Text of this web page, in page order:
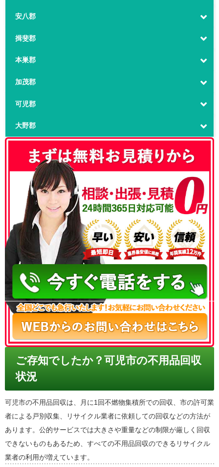
安八郡
揖斐郡
本巣郡
加茂郡
可児郡
大野郡
050-3186-4780
ご存知でしたか？可児市の不用品回収
状況
可児市の不用品回収は、月に1回不燃物集積所での回収、市の許可業
者による戸別収集、リサイクル業者に依頼しての回収などの方法が
あります。公的サービスでは大きさや重量などの制限が厳しく回収
できないものもあるため、すべての不用品回収のできるリサイクル
業者の利用が増えています。